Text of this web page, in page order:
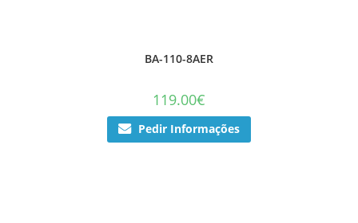
BA-110-8AER
119.00€
Pedir Informações